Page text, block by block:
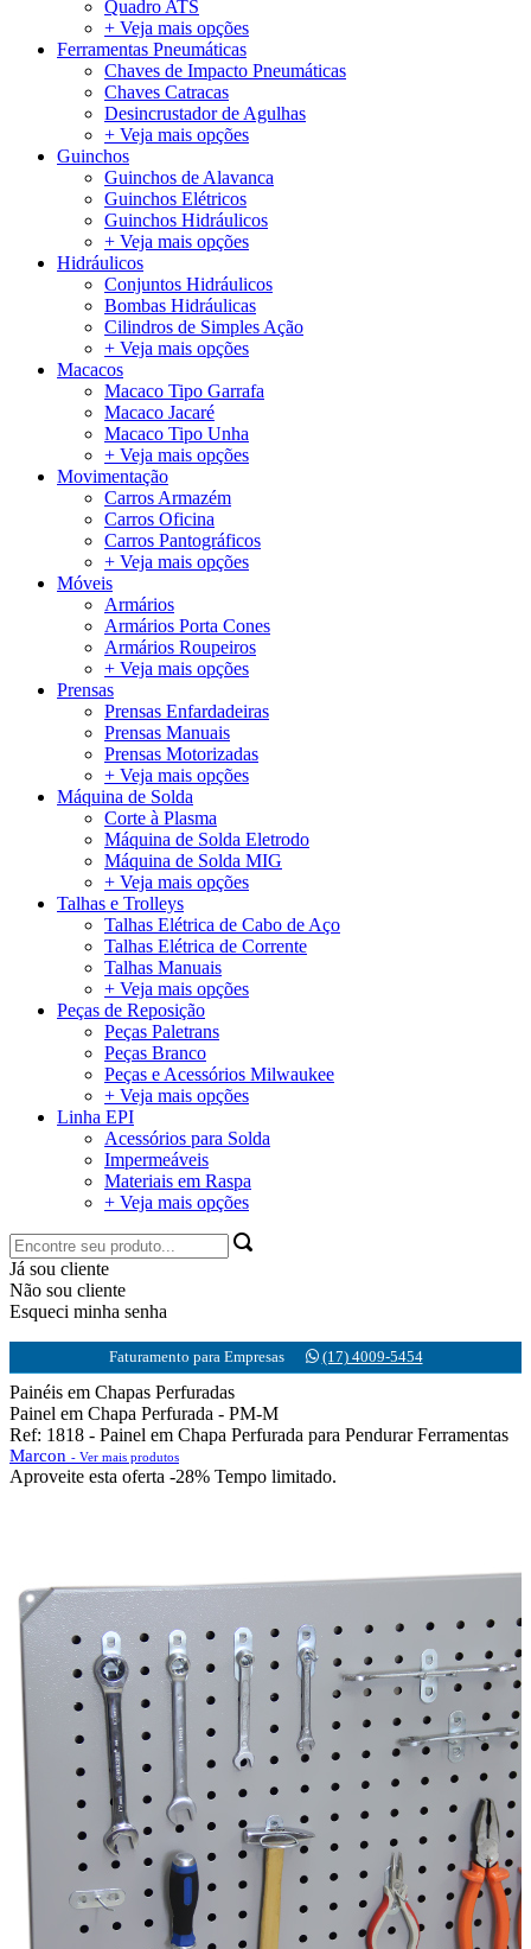
Quadro ATS
+ Veja mais opções
Ferramentas Pneumáticas
Chaves de Impacto Pneumáticas
Chaves Catracas
Desincrustador de Agulhas
+ Veja mais opções
Guinchos
Guinchos de Alavanca
Guinchos Elétricos
Guinchos Hidráulicos
+ Veja mais opções
Hidráulicos
Conjuntos Hidráulicos
Bombas Hidráulicas
Cilindros de Simples Ação
+ Veja mais opções
Macacos
Macaco Tipo Garrafa
Macaco Jacaré
Macaco Tipo Unha
+ Veja mais opções
Movimentação
Carros Armazém
Carros Oficina
Carros Pantográficos
+ Veja mais opções
Móveis
Armários
Armários Porta Cones
Armários Roupeiros
+ Veja mais opções
Prensas
Prensas Enfardadeiras
Prensas Manuais
Prensas Motorizadas
+ Veja mais opções
Máquina de Solda
Corte à Plasma
Máquina de Solda Eletrodo
Máquina de Solda MIG
+ Veja mais opções
Talhas e Trolleys
Talhas Elétrica de Cabo de Aço
Talhas Elétrica de Corrente
Talhas Manuais
+ Veja mais opções
Peças de Reposição
Peças Paletrans
Peças Branco
Peças e Acessórios Milwaukee
+ Veja mais opções
Linha EPI
Acessórios para Solda
Impermeáveis
Materiais em Raspa
+ Veja mais opções
Já sou cliente
Não sou cliente
Esqueci minha senha
Faturamento para Empresas (17) 4009-5454
Painéis em Chapas Perfuradas
Painel em Chapa Perfurada - PM-M
Ref: 1818 - Painel em Chapa Perfurada para Pendurar Ferramentas
Marcon - Ver mais produtos
Aproveite esta oferta -28% Tempo limitado.